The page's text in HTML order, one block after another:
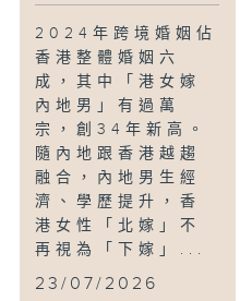
2024年跨境婚姻佔
香港整體婚姻六
成，其中「港女嫁
內地男」有過萬
宗，創34年新高。
隨內地跟香港越趨
融合，內地男生經
濟、學歷提升，香
港女性「北嫁」不
再視為「下嫁」...
23/07/2026